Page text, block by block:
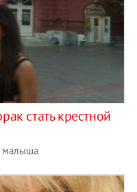
стать крестной
малыша